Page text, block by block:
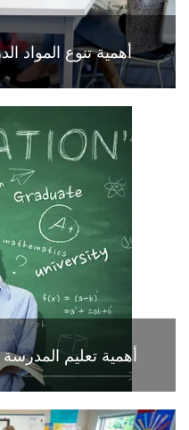
أهمية تنوع المواد
أهمية تعليم